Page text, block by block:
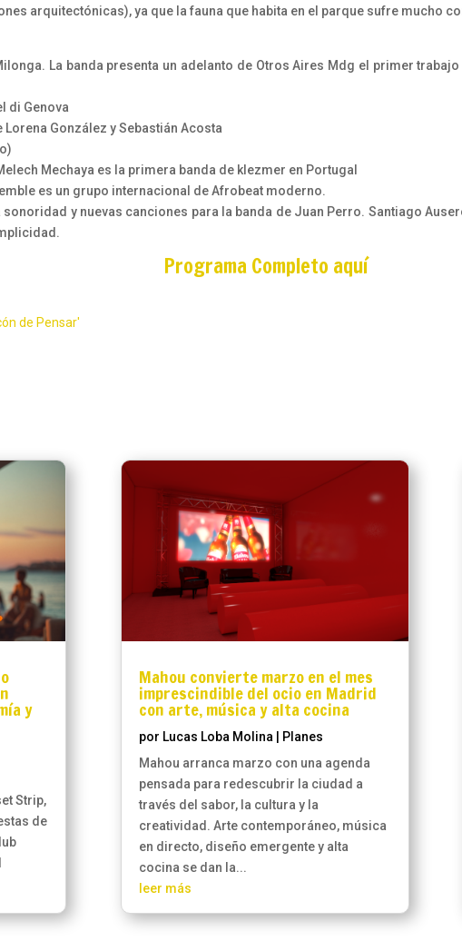
arquitectónicas), ya que la fauna que habita en el parque sufre mucho
La banda presenta un adelanto de Otros Aires Mdg el primer
di Genova
González y Sebastián Acosta
Mechaya es la primera banda de klezmer en Portugal
es un grupo internacional de Afrobeat moderno.
sonoridad y nuevas canciones para la banda de Juan Perro. Santiago
Programa Completo aquí
de Pensar'
y
Strip,
de
Mahou convierte marzo en el mes
imprescindible del ocio en Madrid
con arte, música y alta cocina
por Lucas Loba Molina | Planes
Mahou arranca marzo con una agenda
pensada para redescubrir la ciudad a
través del sabor, la cultura y la
creatividad. Arte contemporáneo, música
en directo, diseño emergente y alta
cocina se dan la...
leer más